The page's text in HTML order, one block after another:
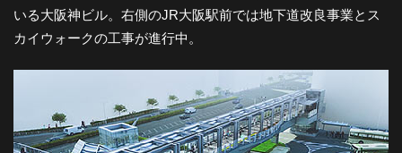
いる大阪神ビル。右側のJR大阪駅前では地下道改良事業とス
カイウォークの工事が進行中。